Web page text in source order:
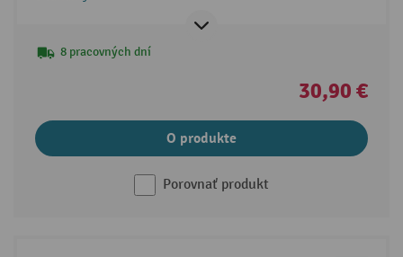
8 pracovných dní
30,90 €
O produkte
Porovnať produkt